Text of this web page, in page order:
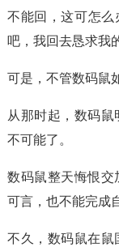
不能回，这可怎么
吧，我回去恳求我
可是，不管数码鼠
从那时起，数码
不可能了。
数码鼠整天悔恨
可言，也不能完成
不久，数码鼠在鼠